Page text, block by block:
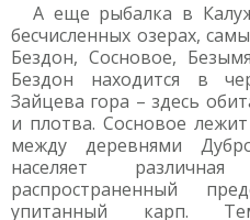
А еще рыбалка в
бесчисленных озерах,
Бездон, Сосновое,
Бездон находится в
Зайцева гора – здесь
и плотва. Сосновое
между деревнями
населяет
распространенный
упитанный карп.